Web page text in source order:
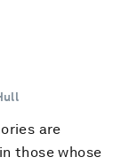
are
those whose